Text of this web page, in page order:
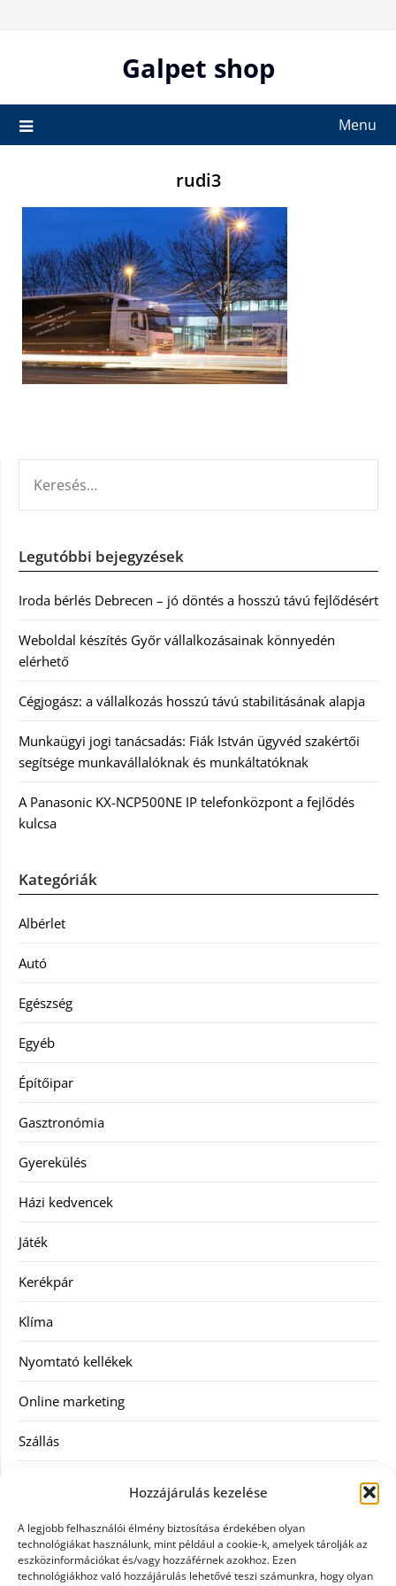
Hozzájárulás kezelése
A legjobb felhasználói élmény biztosítása érdekében olyan
technológiákat használunk, mint például a cookie-k, amelyek tárolják az
eszközinformációkat és/vagy hozzáférnek azokhoz. Ezen
technológiákhoz való hozzájárulás lehetővé teszi számunkra, hogy olyan
Galpet shop
Menu
rudi3
Legutóbbi bejegyzések
Iroda bérlés Debrecen – jó döntés a hosszú távú fejlődésért
Weboldal készítés Győr vállalkozásainak könnyedén
elérhető
Cégjogász: a vállalkozás hosszú távú stabilitásának alapja
Munkaügyi jogi tanácsadás: Fiák István ügyvéd szakértői
segítsége munkavállalóknak és munkáltatóknak
A Panasonic KX-NCP500NE IP telefonközpont a fejlődés
kulcsa
Kategóriák
Albérlet
Autó
Egészség
Egyéb
Építőipar
Gasztronómia
Gyerekülés
Házi kedvencek
Játék
Kerékpár
Klíma
Nyomtató kellékek
Online marketing
Szállás
Szellőztető
Szolgáltatás